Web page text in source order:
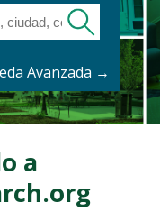
Avanzada →
a